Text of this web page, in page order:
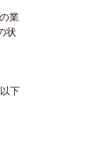
業
状
下